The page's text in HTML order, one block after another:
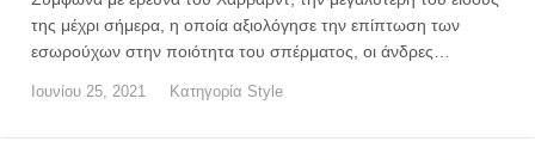
της μέχρι σήμερα, η οποία αξιολόγησε την επίπτωση των
εσωρούχων στην ποιότητα του σπέρματος, οι άνδρες…
Ιουνίου 25, 2021 Κατηγορία Style